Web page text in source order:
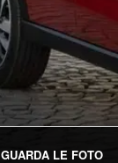
GUARDA LE FOTO